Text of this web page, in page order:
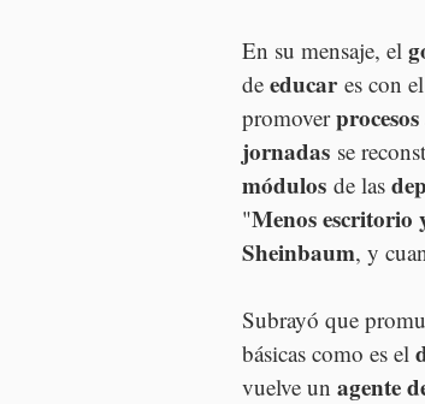
En su mensaje, el
de educar es con el
promover
jornadas se
módulos de las
"Menos
Sheinbaum, y
Subrayó que
básicas como es el
vuelve un agente